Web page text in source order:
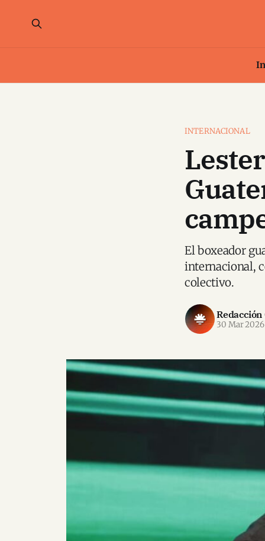
INTERNACIONAL
El boxeador
internacional,
colectivo.
30 Mar 2026